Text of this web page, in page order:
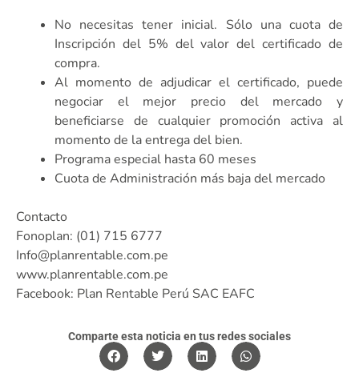
No necesitas tener inicial. Sólo una cuota de
Inscripción del 5% del valor del certificado de
compra.
Al momento de adjudicar el certificado, puede
negociar el mejor precio del mercado y
beneficiarse de cualquier promoción activa al
momento de la entrega del bien.
Programa especial hasta 60 meses
Cuota de Administración más baja del mercado
Contacto
Fonoplan: (01) 715 6777
Info@planrentable.com.pe
www.planrentable.com.pe
Facebook: Plan Rentable Perú SAC EAFC
Comparte esta noticia en tus redes sociales